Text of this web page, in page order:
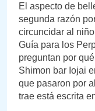
El aspecto de
segunda razón
circuncidar al
Guía para los
preguntan por
Shimon bar Iojai
que pasaron por
trae está escrita